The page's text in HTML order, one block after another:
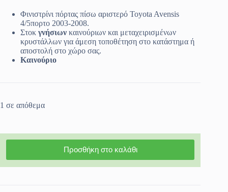
Φινιστρίνι πόρτας πίσω αριστερό Toyota Avensis
4/5πορτο 2003-2008.
Στοκ γνήσιων καινούριων και μεταχειρισμένων
κρυστάλλων για άμεση τοποθέτηση στο κατάστημα ή
αποστολή στο χώρο σας.
Καινούριο
1 σε απόθεμα
Προσθήκη στο καλάθι